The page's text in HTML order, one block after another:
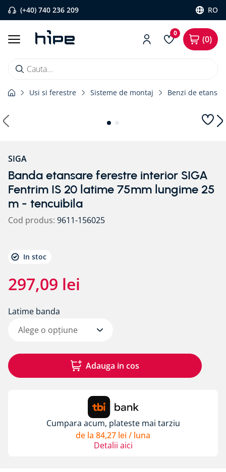
(+40) 740 236 209 RO
0
0
Cauta...
Căutări populare
5.
bariera vapori
strapungeri
placa blaugelb
10. diblu cap plastic si cui metalic alpitec
Usi si ferestre Sisteme de montaj Benzi de
SIGA
Banda etansare ferestre interior SIGA
Fentrim IS 20 latime 75mm lungime 25
m - tencuibila
Cod produs: 9611-156025
In stoc
297,09 lei
Latime banda
Alege o opțiune
Adauga in cos
Cumpara acum, plateste mai tarziu
de la 84,27 lei / luna
Detalii aici